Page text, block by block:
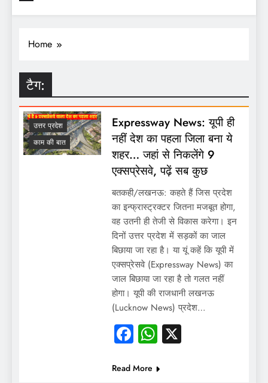
Home
टैग:
उत्तर प्रदेश
काम की बात
Expressway News: यूपी ही
नहीं देश का पहला जिला बना ये
शहर… जहां से निकलेंगे 9
एक्सप्रेसवे, पढ़ें सब कुछ
बतकही/लखनऊ: कहते हैं जिस प्रदेश
का इन्फ्रास्ट्रक्टर जितना मजबूत होगा,
वह उतनी ही तेजी से विकास करेगा। इन
दिनों उत्तर प्रदेश में सड़कों का जाल
बिछाया जा रहा है। या यूं कहें कि यूपी में
एक्सप्रेसवे (Expressway News) का
जाल बिछाया जा रहा है तो गलत नहीं
होगा। यूपी की राजधानी लखनऊ
(Lucknow News) प्रदेश…
Facebook
WhatsApp
X
Read More